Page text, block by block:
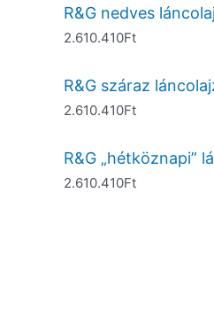
R&G nedves
2.610.410Ft
R&G száraz
2.610.410Ft
R&G „hétköznapi”
2.610.410Ft